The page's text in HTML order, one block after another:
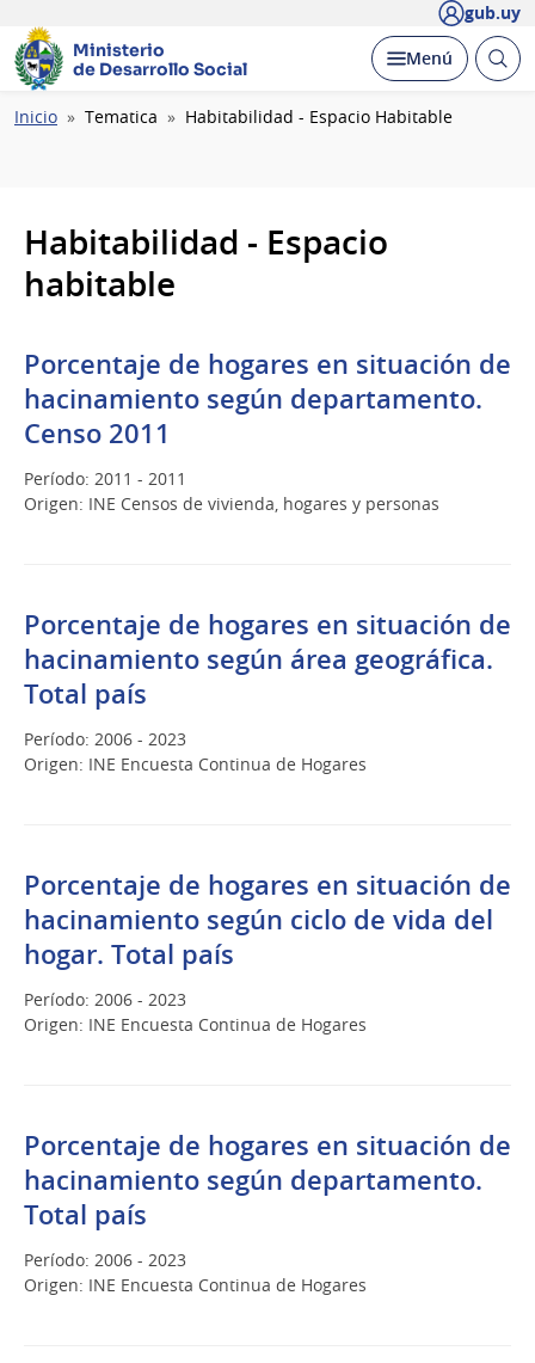
gub.uy
Ministerio
de Desarrollo Social
Desplegar
Menú Abrir
Ruta
Inicio Tematica Habitabilidad - Espacio Habitable
Habitabilidad - Espacio
habitable
Porcentaje de hogares en situación de
hacinamiento según departamento.
Censo 2011
Período: 2011 - 2011
Origen: INE Censos de vivienda, hogares y personas
Porcentaje de hogares en situación de
hacinamiento según área geográfica.
Total país
Período: 2006 - 2023
Origen: INE Encuesta Continua de Hogares
Porcentaje de hogares en situación de
hacinamiento según ciclo de vida del
hogar. Total país
Período: 2006 - 2023
Origen: INE Encuesta Continua de Hogares
Porcentaje de hogares en situación de
hacinamiento según departamento.
Total país
Período: 2006 - 2023
Origen: INE Encuesta Continua de Hogares